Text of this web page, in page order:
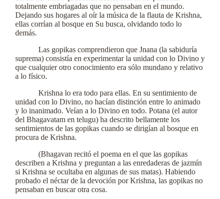
totalmente embriagadas que no pensaban en el mundo.
Dejando sus hogares al oír la música de la flauta de Krishna,
ellas corrían al bosque en Su busca, olvidando todo lo
demás.
Las gopikas comprendieron que Jnana (la sabiduría
suprema) consistía en experimentar la unidad con lo Divino y
que cualquier otro conocimiento era sólo mundano y relativo
a lo físico.
Krishna lo era todo para ellas. En su sentimiento de
unidad con lo Divino, no hacían distinción entre lo animado
y lo inanimado. Veían a lo Divino en todo. Potana (el autor
del Bhagavatam en telugu) ha descrito bellamente los
sentimientos de las gopikas cuando se dirigían al bosque en
procura de Krishna.
(Bhagavan recitó el poema en el que las gopikas
describen a Krishna y preguntan a las enredaderas de jazmín
si Krishna se ocultaba en algunas de sus matas). Habiendo
probado el néctar de la devoción por Krishna, las gopikas no
pensaban en buscar otra cosa.